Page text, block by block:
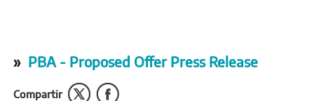
» PBA - Proposed Offer Press Release
Compartir